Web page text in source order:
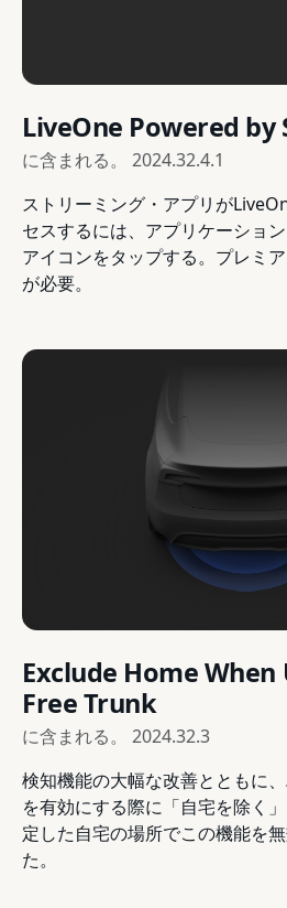
LiveOne Powered by
に含まれる。 2024.32.4.1
ストリーミング・アプリが
セスするには、アプリケーショ
アイコンをタップする。プレミ
が必要。
Exclude Home When
Free Trunk
に含まれる。 2024.32.3
検知機能の大幅な改善とともに
を有効にする際に「自宅を除く
定した自宅の場所でこの機能を
た。